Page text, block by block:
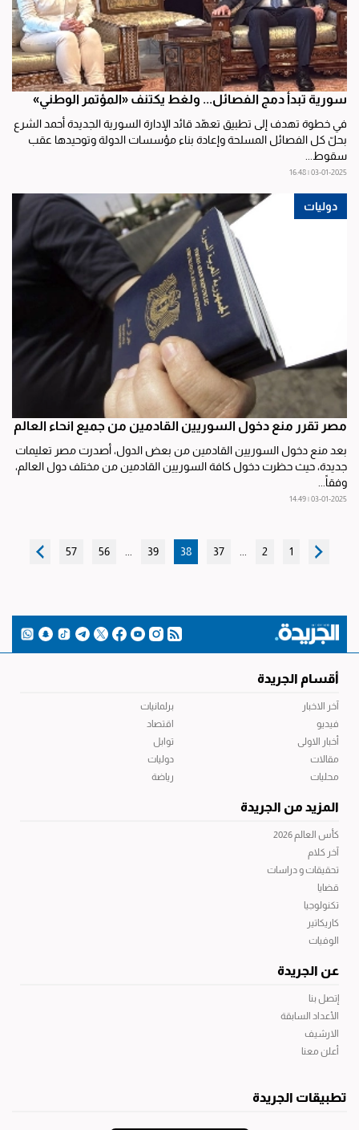
سورية تبدأ دمج الفصائل... ولغط يكتنف «المؤتمر الوطني»
في خطوة تهدف إلى تطبيق تعهّد قائد الإدارة السورية الجديدة أحمد الشرع
بحلّ كل الفصائل المسلحة وإعادة بناء مؤسسات الدولة وتوحيدها عقب
سقوط...
03-01-2025 | 16:48
دوليات
مصر تقرر منع دخول السوريين القادمين من جميع انحاء العالم
بعد منع دخول السوريين القادمين من بعض الدول، أصدرت مصر تعليمات
جديدة، حيث حظرت دخول كافة السوريين القادمين من مختلف دول العالم،
وفقاً...
03-01-2025 | 14:49
1
2
37
38
39
56
57
أقسام الجريدة
آخر الاخبار
فيديو
أخبار الاولى
مقالات
محليات
برلمانيات
اقتصاد
توابل
دوليات
رياضة
المزيد من الجريدة
كأس العالم 2026
آخر كلام
تحقيقات و دراسات
قضايا
تكنولوجيا
كاريكاتير
الوفيات
عن الجريدة
إتصل بنا
الأعداد السابقة
الارشيف
أعلن معنا
تطبيقات الجريدة